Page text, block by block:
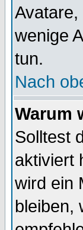
wenige
tun.
Nach
Warum
Solltest
aktiviert
wird ein
bleiben,